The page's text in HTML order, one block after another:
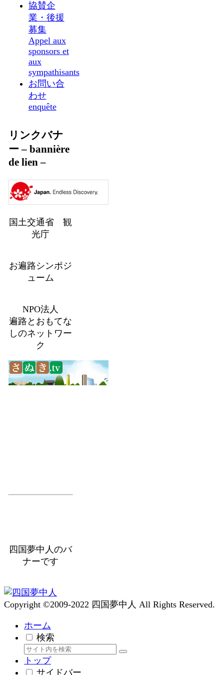
協賛企
業・後援
募集
Appel aux
sponsors et
aux
sympathisants
お問い合
わせ
enquête
リンクバナ
ー – bannière
de lien –
国土交通省 観
光庁
お遍路シンポジ
ューム
NPO法人
遍路とおもてな
しのネットワー
ク
四国夢中人のバ
ナーです
Copyright ©2009-2022 四国夢中人 All Rights Reserved.
ホーム
検索
トップ
サイドバー